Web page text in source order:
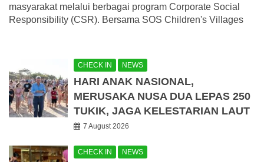
masyarakat melalui berbagai program Corporate Social
Responsibility (CSR). Bersama SOS Children's Villages
CHECK IN NEWS
HARI ANAK NASIONAL,
MERUSAKA NUSA DUA LEPAS 250
TUKIK, JAGA KELESTARIAN LAUT
7 August 2026
CHECK IN NEWS